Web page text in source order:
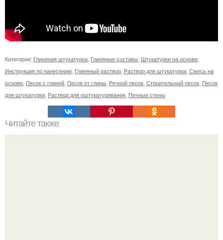
Категории: Глиняная штукатурка Глиняные составы Штукатурки на основе
Инструкция по нанесению Глиняный раствор Раствор для штукатурки Смесь на
основе Песок с глиной Песок от глины Речной песок Строительный песок Песок
для штукатурки Раствор для оштукатуривания Печные стены
Читайте также